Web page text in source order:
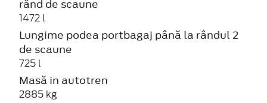
rând de scaune
1472 l
Lungime podea portbagaj până la rândul 2
de scaune
725 l
Masă in autotren
2885 kg